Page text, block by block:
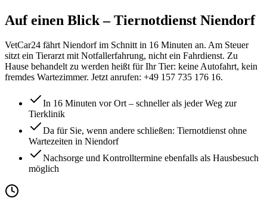
Auf einen Blick– Tiernotdienst Niendorf
VetCar24 fährt Niendorf im Schnitt in 16 Minuten an. Am Steuer
sitzt ein Tierarzt mit Notfallerfahrung, nicht ein Fahrdienst. Zu
Hause behandelt zu werden heißt für Ihr Tier: keine Autofahrt, kein
fremdes Wartezimmer. Jetzt anrufen: +49 157 735 176 16.
In 16 Minuten vor Ort – schneller als jeder Weg zur
Tierklinik
Da für Sie, wenn andere schließen: Tiernotdienst ohne
Wartezeiten in Niendorf
Nachsorge und Kontrolltermine ebenfalls als Hausbesuch
möglich